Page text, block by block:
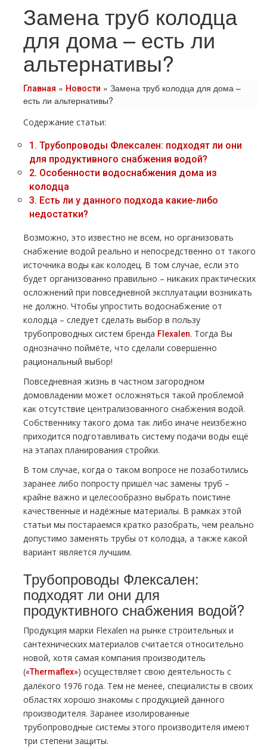
Замена труб колодца
для дома – есть ли
альтернативы?
Главная » Новости » Замена труб колодца для дома –
есть ли альтернативы?
Содержание статьи:
1. Трубопроводы Флексален: подходят ли они
для продуктивного снабжения водой?
2. Особенности водоснабжения дома из
колодца
3. Есть ли у данного подхода какие-либо
недостатки?
Возможно, это известно не всем, но организовать
снабжение водой реально и непосредственно от такого
источника воды как колодец. В том случае, если это
будет организованно правильно – никаких практических
осложнений при повседневной эксплуатации возникать
не должно. Чтобы упростить водоснабжение от
колодца – следует сделать выбор в пользу
трубопроводных систем бренда Flexalen. Тогда Вы
однозначно поймёте, что сделали совершенно
рациональный выбор!
Повседневная жизнь в частном загородном
домовладении может осложняться такой проблемой
как отсутствие централизованного снабжения водой.
Собственнику такого дома так либо иначе неизбежно
приходится подготавливать систему подачи воды ещё
на этапах планирования стройки.
В том случае, когда о таком вопросе не позаботились
заранее либо попросту пришёл час замены труб –
крайне важно и целесообразно выбрать поистине
качественные и надёжные материалы. В рамках этой
статьи мы постараемся кратко разобрать, чем реально
допустимо заменять трубы от колодца, а также какой
вариант является лучшим.
Трубопроводы Флексален:
подходят ли они для
продуктивного снабжения водой?
Продукция марки Flexalen на рынке строительных и
сантехнических материалов считается относительно
новой, хотя самая компания производитель
(«Thermaflex») осуществляет свою деятельность с
далёкого 1976 года. Тем не менее, специалисты в своих
областях хорошо знакомы с продукцией данного
производителя. Заранее изолированные
трубопроводные системы этого производителя имеют
три степени защиты.